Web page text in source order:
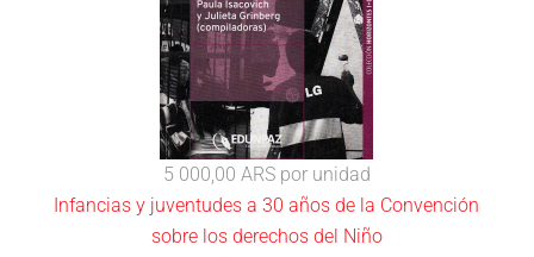
5 000,00 ARS por unidad
Infancias y juventudes a 30 años de la Convención
sobre los derechos del Niño